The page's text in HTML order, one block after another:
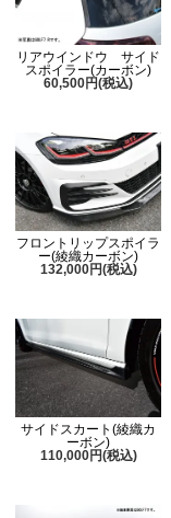
リアウインドウ サイド
スポイラー(カーボン)
60,500円(税込)
フロントリップスポイラ
ー(綾織カーボン)
132,000円(税込)
サイドスカート(綾織カ
ーボン)
110,000円(税込)